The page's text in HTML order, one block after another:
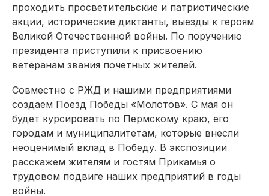
проходить просветительские и патриотические
акции, исторические диктанты, выезды к героям
Великой Отечественной войны. По поручению
президента приступили к присвоению
ветеранам звания почетных жителей.
Совместно с РЖД и нашими предприятиями
создаем Поезд Победы «Молотов». С мая он
будет курсировать по Пермскому краю, его
городам и муниципалитетам, которые внесли
неоценимый вклад в Победу. В экспозиции
расскажем жителям и гостям Прикамья о
трудовом подвиге наших предприятий в годы
войны.